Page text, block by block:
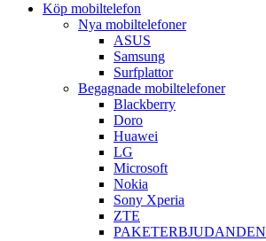
Köp mobiltelefon
Nya mobiltelefoner
ASUS
Samsung
Surfplattor
Begagnade mobiltelefoner
Blackberry
Doro
Huawei
LG
Microsoft
Nokia
Sony Xperia
ZTE
PAKETERBJUDANDEN